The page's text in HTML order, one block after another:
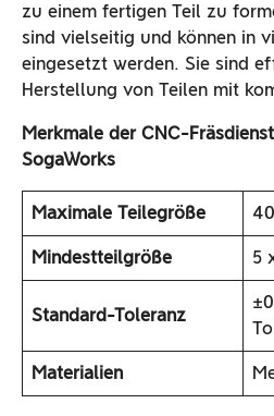
zu einem fertigen Teil zu
sind vielseitig und können in
eingesetzt werden. Sie sind
Herstellung von Teilen mit
Merkmale der CNC-
SogaWorks
Maximale Teilegröße
Mindestteilgröße 5
Standard-Toleranz
Materialien